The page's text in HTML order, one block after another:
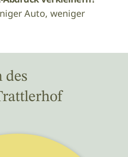
Auto, weniger
des